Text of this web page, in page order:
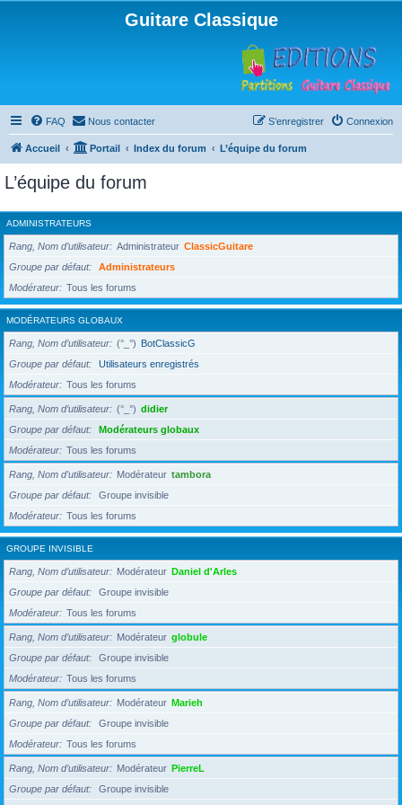
Guitare Classique
FAQ Nous contacter Connexion
S’enregistrer
Accueil Portail Index du forum L’équipe du forum
L’équipe du forum
ADMINISTRATEURS
Rang, Nom d’utilisateur Administrateur ClassicGuitare
Groupe par défaut
Administrateurs
Modérateur
Tous les forums
MODÉRATEURS GLOBAUX
Rang, Nom d’utilisateur (°_°) BotClassicG
Groupe par défaut
Utilisateurs enregistrés
Modérateur
Tous les forums
Rang, Nom d’utilisateur (°_°) didier
Groupe par défaut
Modérateurs globaux
Modérateur
Tous les forums
Rang, Nom d’utilisateur Modérateur tambora
Groupe par défaut
Groupe invisible
Modérateur
Tous les forums
GROUPE INVISIBLE
Rang, Nom d’utilisateur Modérateur Daniel d'Arles
Groupe par défaut
Groupe invisible
Modérateur
Tous les forums
Rang, Nom d’utilisateur Modérateur globule
Groupe par défaut
Groupe invisible
Modérateur
Tous les forums
Rang, Nom d’utilisateur Modérateur Marieh
Groupe par défaut
Groupe invisible
Modérateur
Tous les forums
Rang, Nom d’utilisateur Modérateur PierreL
Groupe par défaut
Groupe invisible